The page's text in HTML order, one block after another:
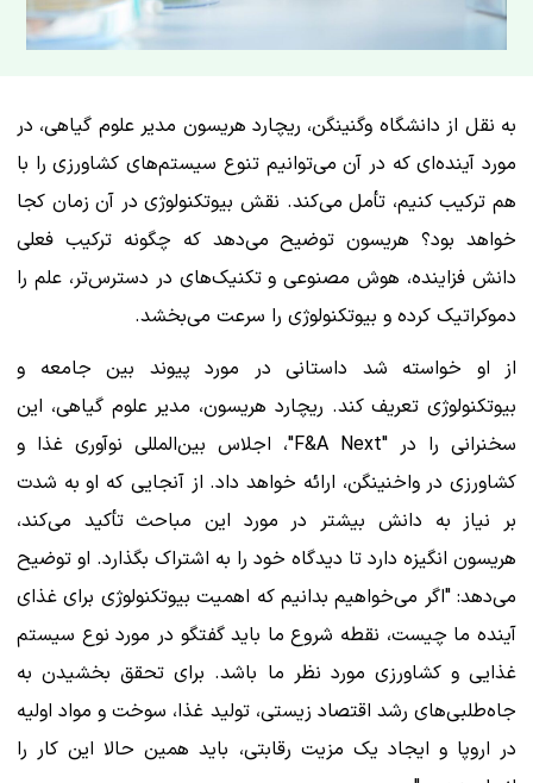
به نقل از دانشگاه وگنینگن، ریچارد هریسون مدیر علوم گیاهی، در
مورد آینده‌ای که در آن می‌توانیم تنوع سیستم‌های کشاورزی را با
هم ترکیب کنیم، تأمل می‌کند. نقش بیوتکنولوژی در آن زمان کجا
خواهد بود؟ هریسون توضیح می‌دهد که چگونه ترکیب فعلی
دانش فزاینده، هوش مصنوعی و تکنیک‌های در دسترس‌تر، علم را
دموکراتیک کرده و بیوتکنولوژی را سرعت می‌بخشد.
از او خواسته شد داستانی در مورد پیوند بین جامعه و
بیوتکنولوژی تعریف کند. ریچارد هریسون، مدیر علوم گیاهی، این
سخنرانی را در "F&A Next"، اجلاس بین‌المللی نوآوری غذا و
کشاورزی در واخنینگن، ارائه خواهد داد. از آنجایی که او به شدت
بر نیاز به دانش بیشتر در مورد این مباحث تأکید می‌کند،
هریسون انگیزه دارد تا دیدگاه خود را به اشتراک بگذارد. او توضیح
می‌دهد: "اگر می‌خواهیم بدانیم که اهمیت بیوتکنولوژی برای غذای
آینده ما چیست، نقطه شروع ما باید گفتگو در مورد نوع سیستم
غذایی و کشاورزی مورد نظر ما باشد. برای تحقق بخشیدن به
جاه‌طلبی‌های رشد اقتصاد زیستی، تولید غذا، سوخت و مواد اولیه
در اروپا و ایجاد یک مزیت رقابتی، باید همین حالا این کار را